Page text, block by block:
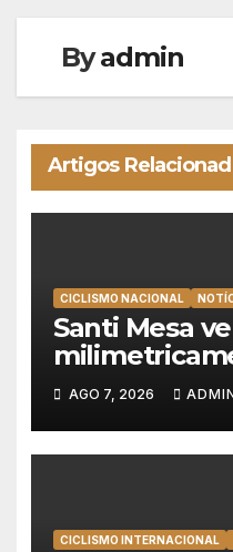
Byadmin
Artigos
CICLISMO NACIONAL
Santi Mesa
Albufeira, Rui
mantém a
Portugal
AGO 7, 2026
CICLISMO INTERNACIONAL